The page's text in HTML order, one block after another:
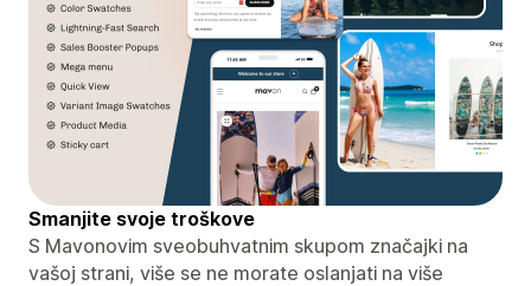
Smanjite svoje troškove
S Mavonovim sveobuhvatnim skupom značajki na
vašoj strani, više se ne morate oslanjati na više